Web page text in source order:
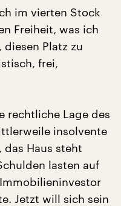
im vierten Stock
Freiheit, was ich
Platz zu
frei,
rechtliche Lage des
insolvente
Haus steht
lasten auf
Jetzt will sich sein